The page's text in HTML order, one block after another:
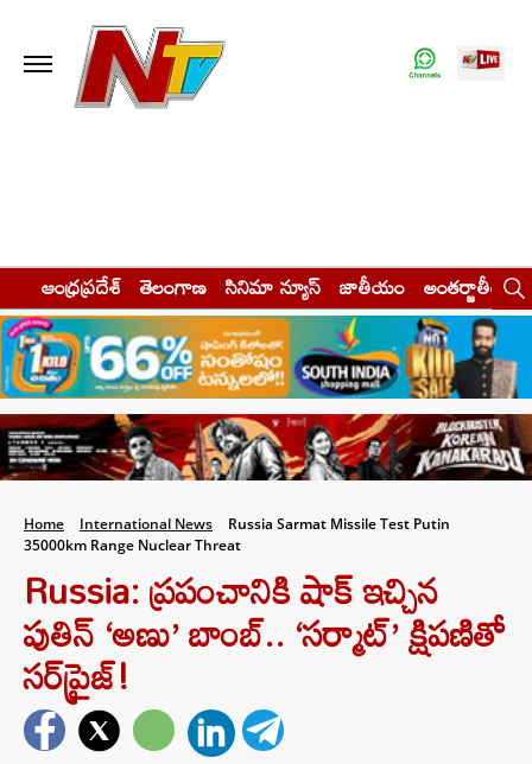
ఆంధ్రప్రదేశ్ తెలంగాణ సినిమా న్యూస్ జాతీయం అంతర్జాతీయం
Home International News
Russia Sarmat Missile Test Putin
35000km Range Nuclear Threat
Russia: ప్రపంచానికి షాక్ ఇచ్చిన
పుతిన్ ‘అణు’ బాంబ్.. ‘సర్మాట్’ క్షిపణితో
సర్‌ప్రైజ్!